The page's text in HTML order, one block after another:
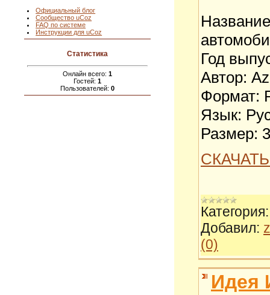
Официальный блог
Сообщество uCoz
FAQ по системе
Инструкции для uCoz
Статистика
Онлайн всего: 1
Гостей: 1
Пользователей: 0
Год
Автор:
Формат:
Язык:
Размер:
СКАЧАТЬ
Категория:
Добавил:
(0)
Идея